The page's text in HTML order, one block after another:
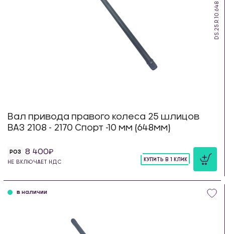
DS.25.R.10.648
Вал привода правого колеса 25 шлицов
ВАЗ 2108 - 2170 Спорт -10 мм (648мм)
РОЗ 8 400
НЕ ВКЛЮЧАЕТ НДС
КУПИТЬ В 1 КЛИК
в наличии